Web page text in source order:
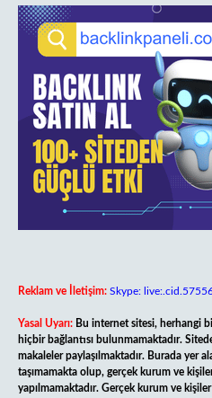
Reklam ve İletişim: Skype:
Yasal Uyarı: Bu internet sitesi, herhangi
hiçbir bağlantısı bulunmamaktadır.
makaleler paylaşılmaktadır. Burada yer
taşımamakta olup, gerçek kurum ve
yapılmamaktadır. Gerçek kurum ve